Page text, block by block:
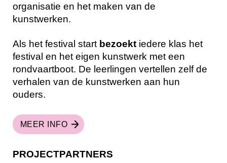
organisatie en het maken van de
kunstwerken.
Als het festival start bezoekt iedere klas het
festival en het eigen kunstwerk met een
rondvaartboot. De leerlingen vertellen zelf de
verhalen van de kunstwerken aan hun
ouders.
MEER INFO
PROJECTPARTNERS